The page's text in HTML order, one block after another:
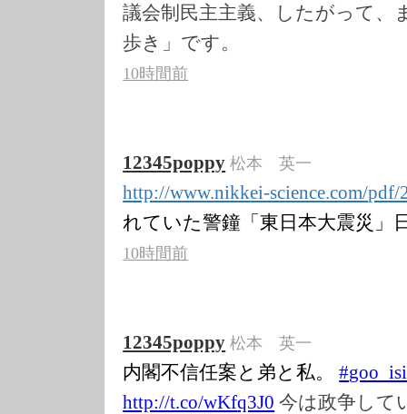
議会制民主主義、したがって、
歩き」です。
10時間前
12345poppy 松本 英一
http://www.nikkei-science.com/pdf/
れていた警鐘「東日本大震災」
10時間前
12345poppy 松本 英一
内閣不信任案と弟と私。#
http://t.co/wKfq3J0 今は政争して